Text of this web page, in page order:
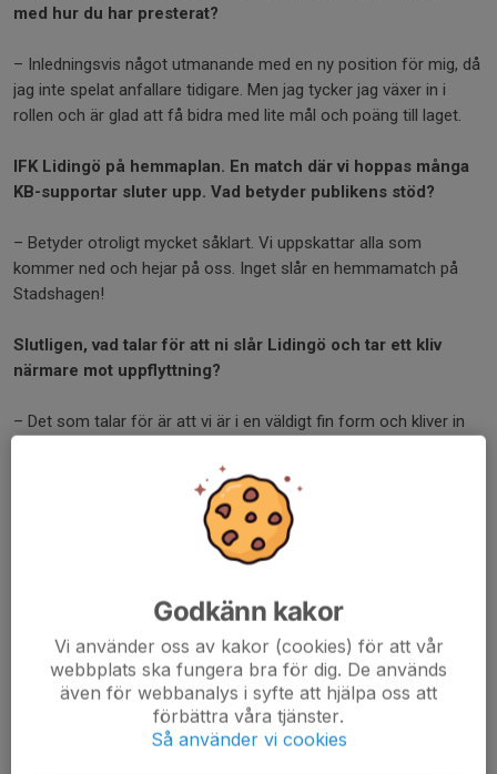
med hur du har presterat?
– Inledningsvis något utmanande med en ny position för mig, då
jag inte spelat anfallare tidigare. Men jag tycker jag växer in i
rollen och är glad att få bidra med lite mål och poäng till laget.
IFK Lidingö på hemmaplan. En match där vi hoppas många
KB-supportar sluter upp. Vad betyder publikens stöd?
– Betyder otroligt mycket såklart. Vi uppskattar alla som
kommer ned och hejar på oss. Inget slår en hemmamatch på
Stadshagen!
Slutligen, vad talar för att ni slår Lidingö och tar ett kliv
närmare mot uppflyttning?
– Det som talar för är att vi är i en väldigt fin form och kliver in
serieseger står nära så gäller det att vara fullt fokuserad på
uppgiften och det är att ta tre poäng på lördag!
Fri entré på lördag klockan 13:00 när IFK Lidingö kommer på
Dela nyhet
Godkänn kakor
Vi använder oss av kakor (cookies) för att vår
webbplats ska fungera bra för dig. De används
även för webbanalys i syfte att hjälpa oss att
förbättra våra tjänster.
Så använder vi cookies